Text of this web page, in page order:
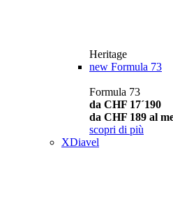
Heritage
new Formula 73
Formula 73
da CHF 17´190
da CHF 189 al
scopri di più
XDiavel